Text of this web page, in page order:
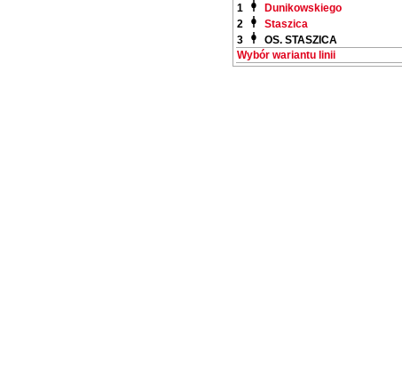
1
Dunikowskiego
2
Staszica
3
OS. STASZICA
Wybór wariantu linii